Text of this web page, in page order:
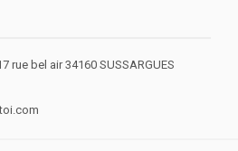
rue bel air 34160 SUSSARGUES